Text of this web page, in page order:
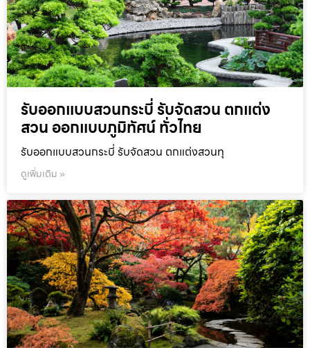
รับออกแบบสวนกระบี่ รับจัดสวน ตกแต่ง
สวน ออกแบบภูมิทัศน์ ทั่วไทย
รับออกแบบสวนกระบี่ รับจัดสวน ตกแต่งสวนทุ
ดูเพิ่มเติม »